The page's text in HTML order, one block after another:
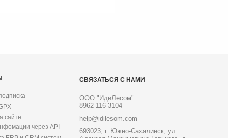
сайте
через API
СВЯЗАТЬСЯ С НАМИ
ООО "ИдиЛесом"
8962-116-3104
help@idilesom.com
693023, г. Южно-Сахалинск, ул.